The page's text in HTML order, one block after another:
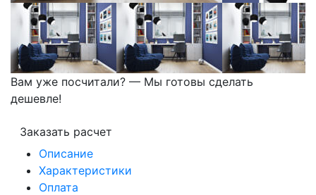
Вам уже посчитали? — Мы готовы сделать
дешевле!
Заказать расчет
Описание
Характеристики
Оплата